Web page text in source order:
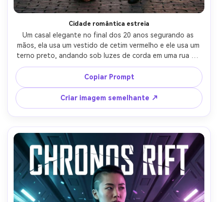
Cidade romântica estreia
Um casal elegante no final dos 20 anos segurando as
mãos, ela usa um vestido de cetim vermelho e ele usa um
terno preto, andando sob luzes de corda em uma rua de
paralelepípedos, brilho de tungstênio quente com bokeh
suave, estilo cinematográfico de streaming-pôster com
área de título serif moderna e pequenos nomes de
elenco, Canon R5, 50mm f/1.2, moldura média de corpo
inteiro, humor romântico suave, classificação de cores
editoriais, textura realista do tecido, nitidez pronta para
impressão, margens limpas, sem marcas de marca-AR 4:5
Copiar Prompt
Criar imagem semelhante ↗